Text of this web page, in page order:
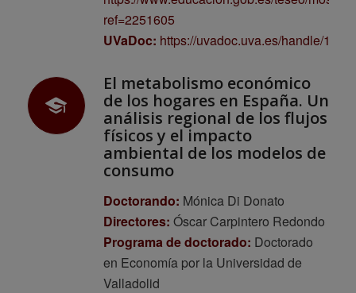
ref=2251605
UVaDoc: https://uvadoc.uva.es/handle/
El metabolismo económico
de los hogares en España. Un
análisis regional de los flujos
físicos y el impacto
ambiental de los modelos de
consumo
Doctorando: Mónica Di Donato
Directores: Óscar Carpintero Redondo
Programa de doctorado: Doctorado
en Economía por la Universidad de
Valladolid